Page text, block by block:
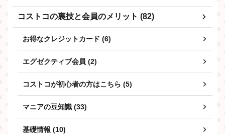
コストコの裏技と会員のメリット (82)
お得なクレジットカード (6)
エグゼクティブ会員 (2)
コストコが初心者の方はこちら (5)
マニアの豆知識 (33)
基礎情報 (10)